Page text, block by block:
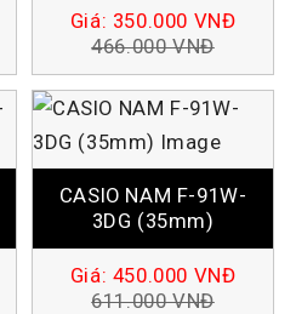
Giá: 350.000 VNĐ
466.000VNĐ
CASIO NAM F-91W-
3DG (35mm)
Giá: 450.000 VNĐ
611.000VNĐ